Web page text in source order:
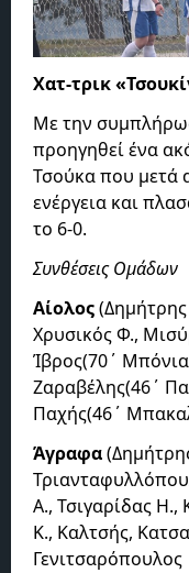
Χατ-τρικ
Με την
προηγηθεί ένα
Τσούκα που
ενέργεια και
το 6-0.
Συνθέσεις Ομάδων
Αίολος
Χρυσικός Φ.,
Ίβρος(70΄
Ζαραβέλης(46΄
Παχής(46΄
Άγραφα
Α., Τσιγαρίδας
Κ., Καλτσής,
Γενιτσαρόπουλος